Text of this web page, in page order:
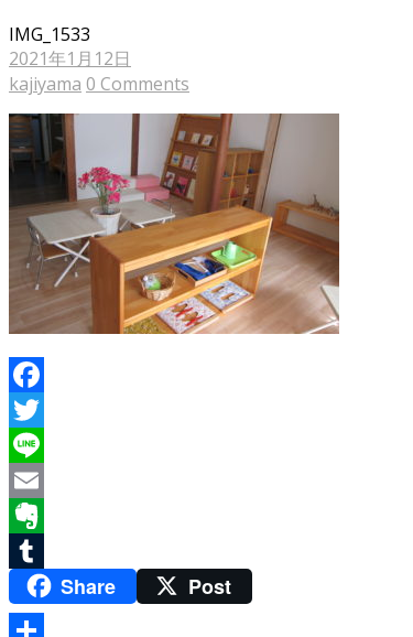
IMG_1533
2021年1月12日
kajiyama 0 Comments
Facebook
Twitter
Line
Email
Evernote
TumblrShare Post